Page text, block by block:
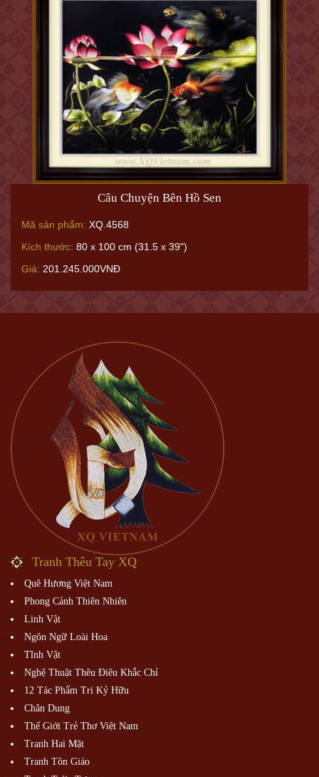
Câu Chuyện Bên Hồ Sen
Mã sản phẩm: XQ.4568
Kích thước: 80 x 100 cm (31.5 x 39")
Giá: 201.245.000VNĐ
Tranh Thêu Tay XQ
Quê Hương Việt Nam
Phong Cảnh Thiên Nhiên
Linh Vật
Ngôn Ngữ Loài Hoa
Tĩnh Vật
Nghệ Thuật Thêu Điêu Khắc Chỉ
12 Tác Phẩm Tri Kỷ Hữu
Chân Dung
Thế Giới Trẻ Thơ Việt Nam
Tranh Hai Mặt
Tranh Tôn Giáo